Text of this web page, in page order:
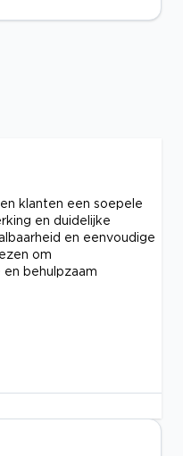
klanten een soepele
en duidelijke
en eenvoudige
om
behulpzaam